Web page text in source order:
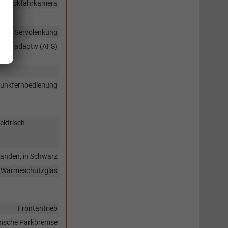
Rückfahrkamera
Servolenkung
adaptiv (AFS)
in Schwarz
Wärmeschutzglas
Frontantrieb
Parkbremse